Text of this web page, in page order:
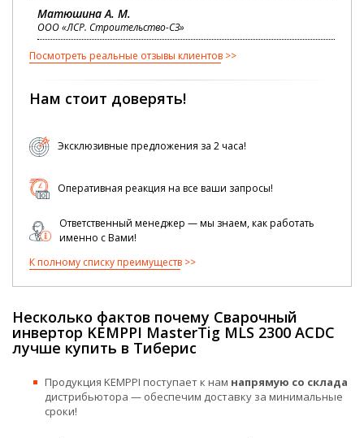
Матюшина А. М.
ООО «ЛСР. Строительство-СЗ»
Посмотреть реальные отзывы клиентов
Нам стоит доверять!
Эксклюзивные предложения за 2 часа!
Оперативная реакция на все ваши запросы!
Ответственный менеджер — мы знаем, как работать
именно с Вами!
К полному списку преимуществ
Несколько фактов почему Сварочный
инвертор KEMPPI MasterTig MLS 2300 ACDC
лучше купить в Тиберис
Продукция KEMPPI поступает к нам напрямую со склада
дистрибьютора — обеспечим доставку за минимальные
сроки!